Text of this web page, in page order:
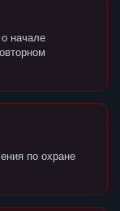
начале
по охране